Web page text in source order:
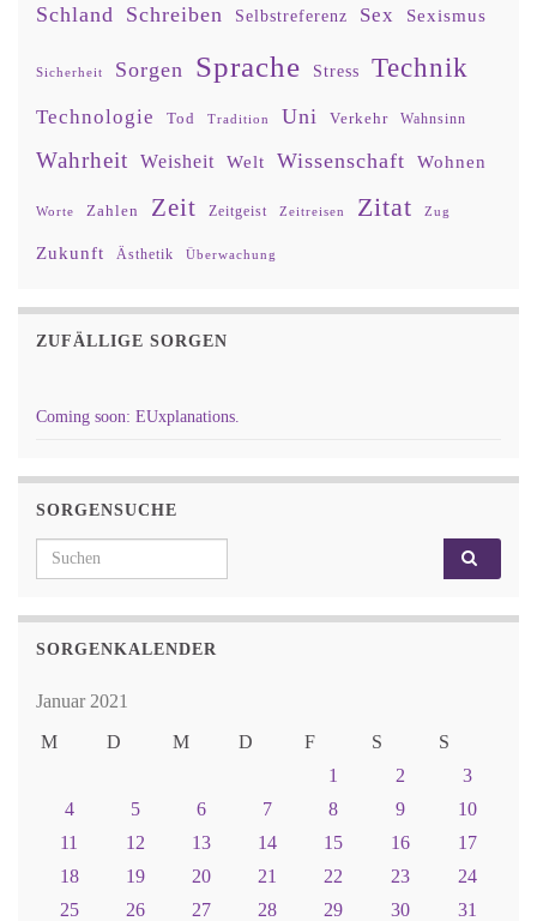
Schland Schreiben Selbstreferenz Sex Sexismus
Sicherheit Sorgen Sprache Stress Technik
Technologie Tod Tradition Uni Verkehr Wahnsinn
Wahrheit Weisheit Welt Wissenschaft Wohnen
Worte Zahlen Zeit Zeitgeist Zeitreisen Zitat Zug
Zukunft Ästhetik Überwachung
ZUFÄLLIGE SORGEN
Coming soon: EUxplanations.
SORGENSUCHE
Search for:
SORGENKALENDER
Januar 2021
M
D M D F S
S
1
2
3
4
5 6 7 8 9
10
11
12 13 14 15 16
17
18
19 20 21 22 23
24
25
26 27 28 29 30
31